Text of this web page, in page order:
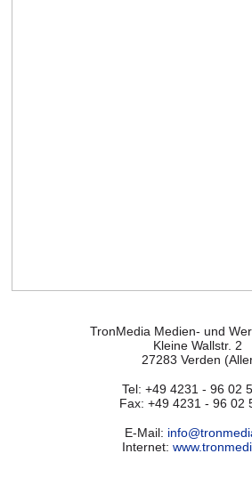
TronMedia Medien- und
Kleine Wallstr. 2
27283 Verden
Tel: +49 4231 - 96 02
Fax: +49 4231 - 96 02
E-Mail:
Internet: